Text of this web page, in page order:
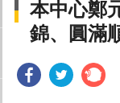
本中心鄭
錦、圓滿